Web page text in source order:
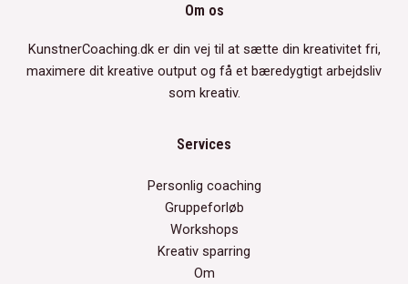
Om os
KunstnerCoaching.dk er din vej til at sætte din kreativitet fri,
maximere dit kreative output og få et bæredygtigt arbejdsliv
som kreativ.
Services
Personlig coaching
Gruppeforløb
Workshops
Kreativ sparring
Om